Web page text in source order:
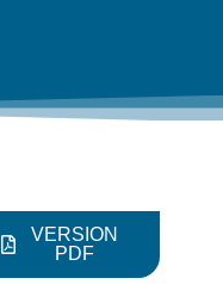
VERSION
PDF